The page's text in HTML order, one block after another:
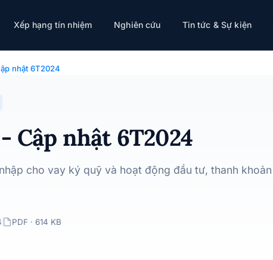
Xếp hạng tín nhiệm Nghiên cứu Tin tức & Sự kiện
nhật 6T2024
Cập nhật 6T2024
cho vay ký quỹ và hoạt động đầu tư, thanh
PDF · 614 KB